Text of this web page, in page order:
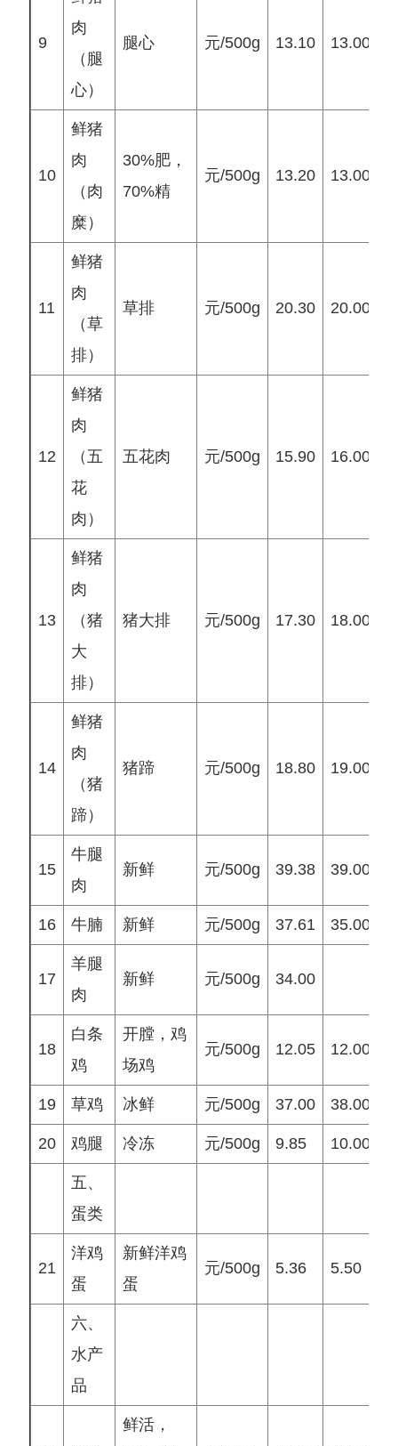
9
肉
（腿
心）
腿心 元/500g 13.10 13.00
10
鲜猪
肉
（肉
糜）
30%肥，
70%精
元/500g 13.20 13.00
11
鲜猪
肉
（草
排）
草排 元/500g 20.30 20.00
12
鲜猪
肉
（五
花
肉）
五花肉 元/500g 15.90 16.00
13
鲜猪
肉
（猪
大
排）
猪大排 元/500g 17.30 18.00
14
鲜猪
肉
（猪
蹄）
猪蹄 元/500g 18.80 19.00
15
牛腿
肉
新鲜 元/500g 39.38 39.00
16 牛腩 新鲜 元/500g 37.61 35.00
17
羊腿
肉
新鲜 元/500g 34.00
18
白条
鸡
开膛，鸡
场鸡
元/500g 12.05 12.00
19 草鸡 冰鲜 元/500g 37.00 38.00
20 鸡腿 冷冻 元/500g 9.85 10.00
五、
蛋类
21
洋鸡
蛋
新鲜洋鸡
蛋
元/500g 5.36 5.50
六、
水产
品
鲜活，